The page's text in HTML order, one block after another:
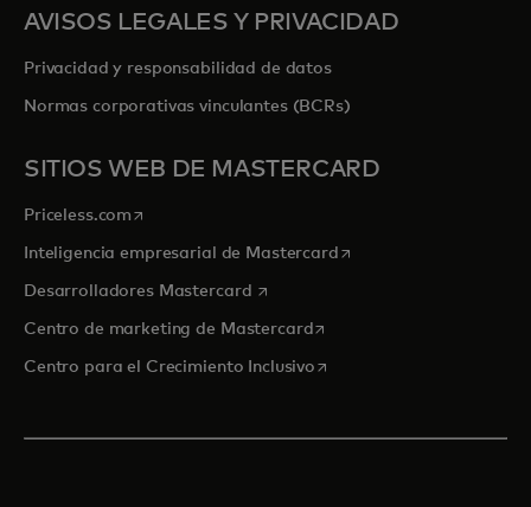
AVISOS LEGALES Y PRIVACIDAD
Privacidad y responsabilidad de datos
Normas corporativas vinculantes (BCRs)
SITIOS WEB DE MASTERCARD
Priceless.com se abre en una pestaña nueva
Inteligencia empresarial de Mastercardse abre en una pestaña
Desarrolladores Mastercard se abre en una pestaña nueva
Centro de marketing de Mastercardse abre en una pestaña
Centro para el Crecimiento Inclusivose abre en una pestaña